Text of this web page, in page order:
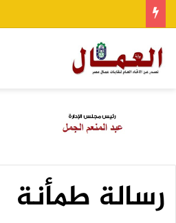
رسالة طمأنة